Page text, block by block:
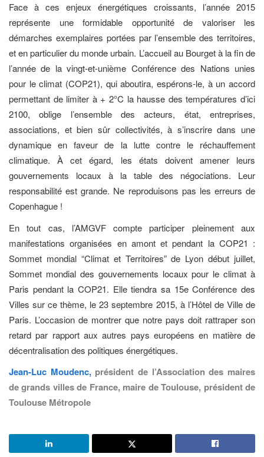
Face à ces enjeux énergétiques croissants, l’année 2015
représente une formidable opportunité de valoriser les
démarches exemplaires portées par l’ensemble des territoires,
et en particulier du monde urbain. L’accueil au Bourget à la fin de
l’année de la vingt-et-unième Conférence des Nations unies
pour le climat (COP21), qui aboutira, espérons-le, à un accord
permettant de limiter à + 2°C la hausse des températures d’ici
2100, oblige l’ensemble des acteurs, état, entreprises,
associations, et bien sûr collectivités, à s’inscrire dans une
dynamique en faveur de la lutte contre le réchauffement
climatique. À cet égard, les états doivent amener leurs
gouvernements locaux à la table des négociations. Leur
responsabilité est grande. Ne reproduisons pas les erreurs de
Copenhague !
En tout cas, l’AMGVF compte participer pleinement aux
manifestations organisées en amont et pendant la COP21 :
Sommet mondial “Climat et Territoires” de Lyon début juillet,
Sommet mondial des gouvernements locaux pour le climat à
Paris pendant la COP21. Elle tiendra sa 15e Conférence des
Villes sur ce thème, le 23 septembre 2015, à l’Hôtel de Ville de
Paris. L’occasion de montrer que notre pays doit rattraper son
retard par rapport aux autres pays européens en matière de
décentralisation des politiques énergétiques.
Jean-Luc Moudenc, président de l’Association des maires
de grands villes de France, maire de Toulouse, président de
Toulouse Métropole